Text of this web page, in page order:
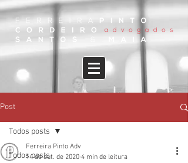
Post
Todos posts
Todos posts
Ferreira Pinto Adv
14 de out. de 2020 4 min de leitura